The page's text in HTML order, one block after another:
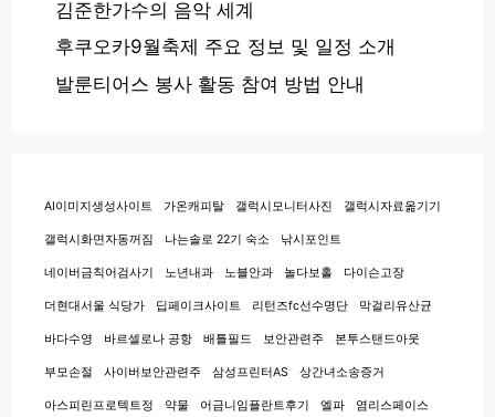
김준한가수의 음악 세계
후쿠오카9월축제 주요 정보 및 일정 소개
발룬티어스 봉사 활동 참여 방법 안내
AI이미지생성사이트 가온캐피탈 갤럭시모니터사진 갤럭시자료옮기기
갤럭시화면자동꺼짐 나는솔로 22기 숙소 낚시포인트
네이버금칙어검사기 노년내과 노블안과 놀다보홀 다이슨고장
더현대서울 식당가 딥페이크사이트 리턴즈fc선수명단 막걸리유산균
바다수영 바르셀로나 공항 배틀필드 보안관련주 본투스탠드아웃
부모손절 사이버보안관련주 삼성프린터AS 상간녀소송증거
아스피린프로텍트정 약물 어금니임플란트후기 엘파 염리스페이스